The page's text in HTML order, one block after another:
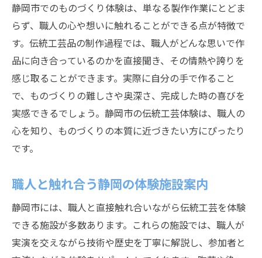
静岡市でのものづくり体験は、単なる製作作業にとどま
らず、職人の心や想いに触れることができる点が特徴で
す。伝統工芸品の制作過程では、職人がどんな思いで作
品に向き合っているのかを直接聞き、その情熱や誇りを
感じ取ることができます。実際に自分の手で作ること
で、ものづくりの難しさや奥深さ、完成した時の喜びを
実感できるでしょう。静岡市の伝統工芸体験は、職人の
心を知り、ものづくりの本質に近づきたい方にぴったり
です。
職人と触れ合う静岡の体験施設案内
静岡市には、職人と直接触れ合いながら伝統工芸を体験
できる施設が多数あります。これらの施設では、職人が
実演を交えながら技術や歴史を丁寧に解説し、参加者と